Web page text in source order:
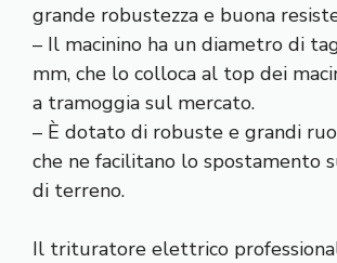
grande robustezza e buona
– Il macinino ha un diametro di
mm, che lo colloca al top dei
a tramoggia sul mercato.
– È dotato di robuste e grandi
che ne facilitano lo spostamento
di terreno.
Il trituratore elettrico